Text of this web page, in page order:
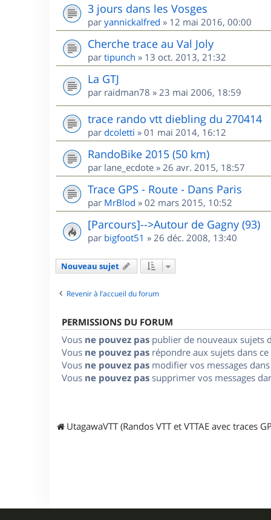
3 jours dans les Vosges
par yannickalfred » 12 mai 2016, 00:00
Cherche trace au Val Joly
par tipunch » 13 oct. 2013, 21:32
La GTJ
par raidman78 » 23 mai 2006, 18:59
trace rando vtt diebling du 270414
par dcoletti » 01 mai 2014, 16:12
RandoBike 2015 (50 km)
par lane_ecdote » 26 avr. 2015, 18:57
Trace GPS - Route - Dans Paris
par MrBlod » 02 mars 2015, 10:52
[Parcours]-->Autour de Gagny (93)
par bigfoot51 » 26 déc. 2008, 13:40
Nouveau sujet
Revenir à l’accueil du forum
PERMISSIONS DU FORUM
Vous ne pouvez pas publier de nouveaux sujets
Vous ne pouvez pas répondre aux sujets dans
Vous ne pouvez pas modifier vos messages
Vous ne pouvez pas supprimer vos messages
UtagawaVTT (Randos VTT et VTTAE avec traces